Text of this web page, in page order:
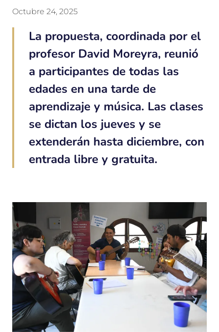
Octubre 24, 2025
La propuesta, coordinada por el
profesor David Moreyra, reunió
a participantes de todas las
edades en una tarde de
aprendizaje y música. Las clases
se dictan los jueves y se
extenderán hasta diciembre, con
entrada libre y gratuita.